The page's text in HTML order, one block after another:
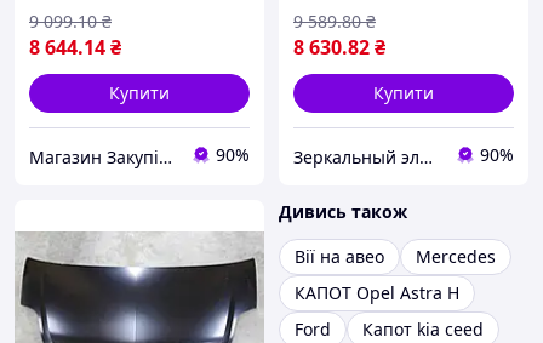
8 644.14₴
9 099.10 ₴
Купити
Магазин Закупівля 90%
8 630.82₴
9 589.80 ₴
Купити
Зеркальный элемент 90%
Дивись також
Вії на авео
Mercedes
КАПОТ Opel Astra H
Ford
Капот kia ceed